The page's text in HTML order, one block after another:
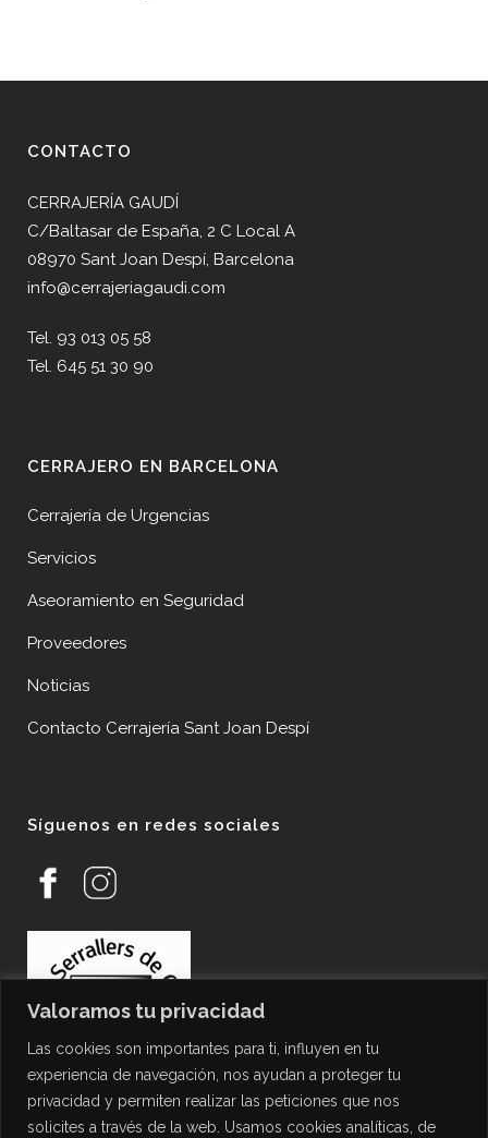
Valoramos tu privacidad
Las cookies son importantes para ti, influyen en tu
experiencia de navegación, nos ayudan a proteger tu
privacidad y permiten realizar las peticiones que nos
solicites a través de la web. Usamos cookies analíticas, de
CONTACTO
CERRAJERÍA GAUDÍ
C/Baltasar de España, 2 C Local A
08970 Sant Joan Despí, Barcelona
info@cerrajeriagaudi.com
Tel. 93 013 05 58
Tel. 645 51 30 90
CERRAJERO EN BARCELONA
Cerrajería de Urgencias
Servicios
Aseoramiento en Seguridad
Proveedores
Noticias
Contacto Cerrajería Sant Joan Despí
Síguenos en redes sociales